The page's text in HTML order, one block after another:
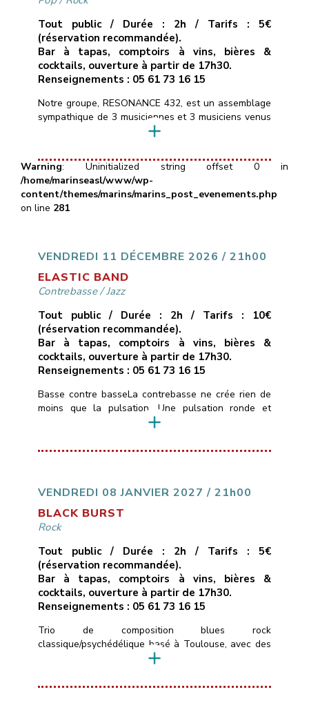
Tout public / Durée : 2h / Tarifs : 5€
(réservation recommandée).
Bar à tapas, comptoirs à vins, bières &
cocktails, ouverture à partir de 17h30.
Renseignements : 05 61 73 16 15
Notre groupe, RESONANCE 432, est un assemblage
sympathique de 3 musiciennes et 3 musiciens venus
d’horizons différents, et heureux de mettre en
réinterprétons un répertoire éclectique de titres pop
rock des dernières décennies alternant rythmes
dynamiques (Eurythmics, Clash, AC/DC, …) et
musiques plus intimistes (Alannah Myles, Murray
Head, Portishead…) ainsi que […]
Warning: Uninitialized string offset 0 in
/home/marinseasl/www/wp-
content/themes/marins/marins_post_evenements.php
on line 281
VENDREDI 11 DÉCEMBRE 2026 / 21h00
ELASTIC BAND
Contrebasse/Jazz
Tout public / Durée : 2h / Tarifs : 10€
(réservation recommandée).
Bar à tapas, comptoirs à vins, bières &
cocktails, ouverture à partir de 17h30.
Renseignements : 05 61 73 16 15
Basse contre basseLa contrebasse ne crée rien de
moins que la pulsation. Une pulsation ronde et
boisée, une pulsation mélodique qui construit
groupe.Hommage donc à quelques contrebassistes
Guillaume CerettoSaxophones : Michel Itier, Simon
MamdyBatterie : Jéremy Morello
___________________________
VENDREDI 08 JANVIER 2027 / 21h00
BLACK BURST
Rock
Tout public / Durée : 2h / Tarifs : 5€
(réservation recommandée).
Bar à tapas, comptoirs à vins, bières &
cocktails, ouverture à partir de 17h30.
Renseignements : 05 61 73 16 15
Trio de composition blues rock
classique/psychédélique basé à Toulouse, avec des
influences allant de Led Zepplin au Black Keys en
varier avec des sonorités stoner plus moderne.Le